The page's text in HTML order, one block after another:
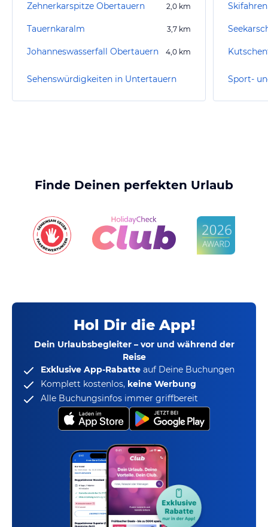
Zehnerkarspitze Obertauern 2,0 km
Tauernkaralm 3,7 km
Johanneswasserfall Obertauern 4,0 km
Sehenswürdigkeiten in Untertauern
Skifahren
Finde Deinen perfekten Urlaub
Hol Dir die App!
Dein Urlaubsbegleiter – vor und während der
Reise
Exklusive App-Rabatte auf Deine Buchungen
Komplett kostenlos, keine Werbung
Alle Buchungsinfos immer griffbereit